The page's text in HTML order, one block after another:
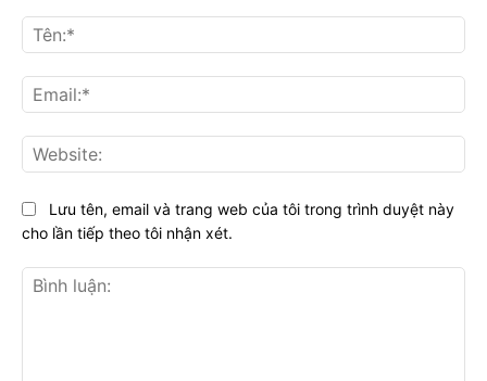
Lưu tên, email và trang web của tôi trong trình duyệt này
cho lần tiếp theo tôi nhận xét.